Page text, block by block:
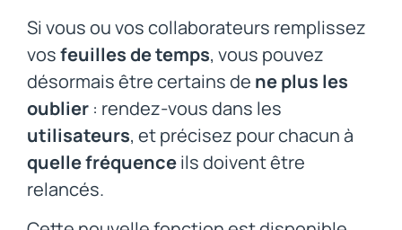
Si vous ou vos collaborateurs remplissez
vosfeuilles de temps, vous pouvez
désormais être certains de ne plus les
oublier : rendez-vous dans les
utilisateurs, et précisez pour chacun à
quelle fréquenceils doivent être
relancés.